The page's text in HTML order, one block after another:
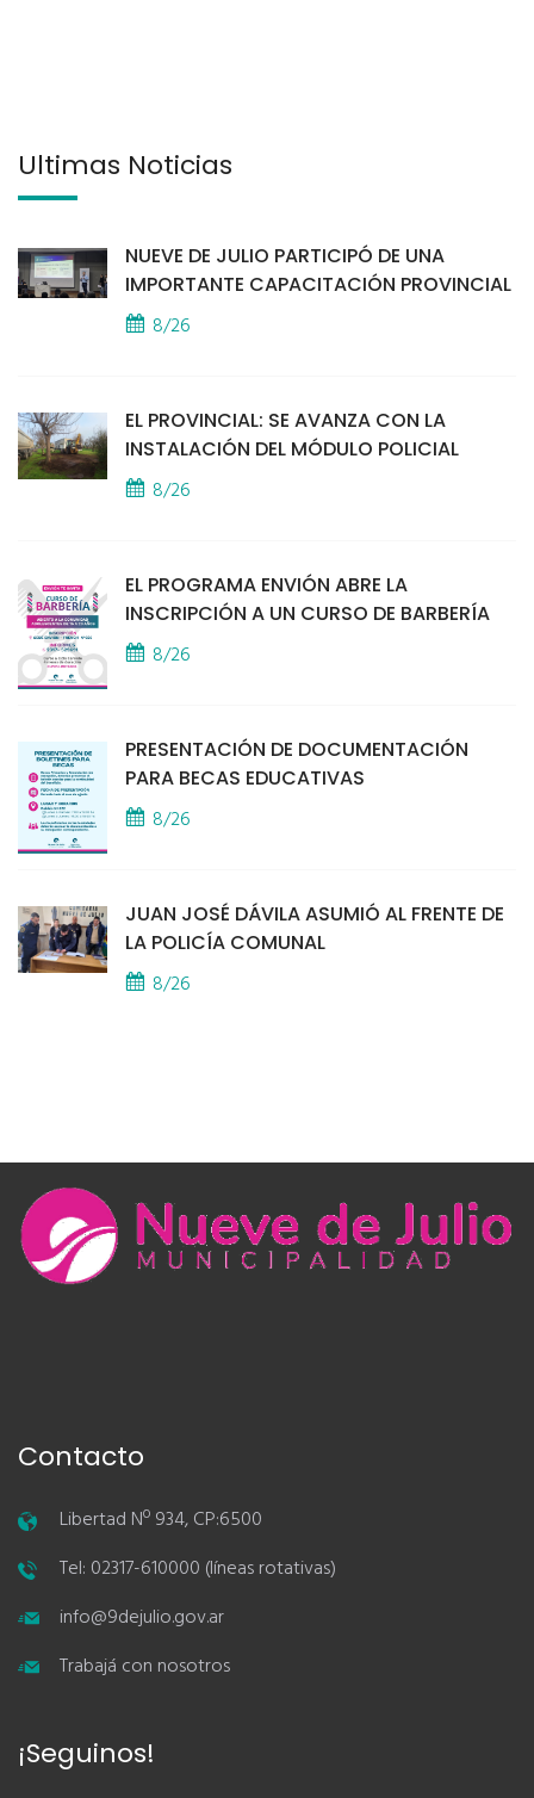
Últimas Noticias
NUEVE DE JULIO PARTICIPÓ DE UNA
IMPORTANTE CAPACITACIÓN PROVINCIAL
8/26
EL PROVINCIAL: SE AVANZA CON LA
INSTALACIÓN DEL MÓDULO POLICIAL
8/26
EL PROGRAMA ENVIÓN ABRE LA
INSCRIPCIÓN A UN CURSO DE BARBERÍA
8/26
PRESENTACIÓN DE DOCUMENTACIÓN
PARA BECAS EDUCATIVAS
8/26
JUAN JOSÉ DÁVILA ASUMIÓ AL FRENTE DE
LA POLICÍA COMUNAL
8/26
Contacto
Libertad Nº 934, CP:6500
Tel: 02317-610000 (líneas rotativas)
info@9dejulio.gov.ar
Trabajá con nosotros
¡Seguinos!